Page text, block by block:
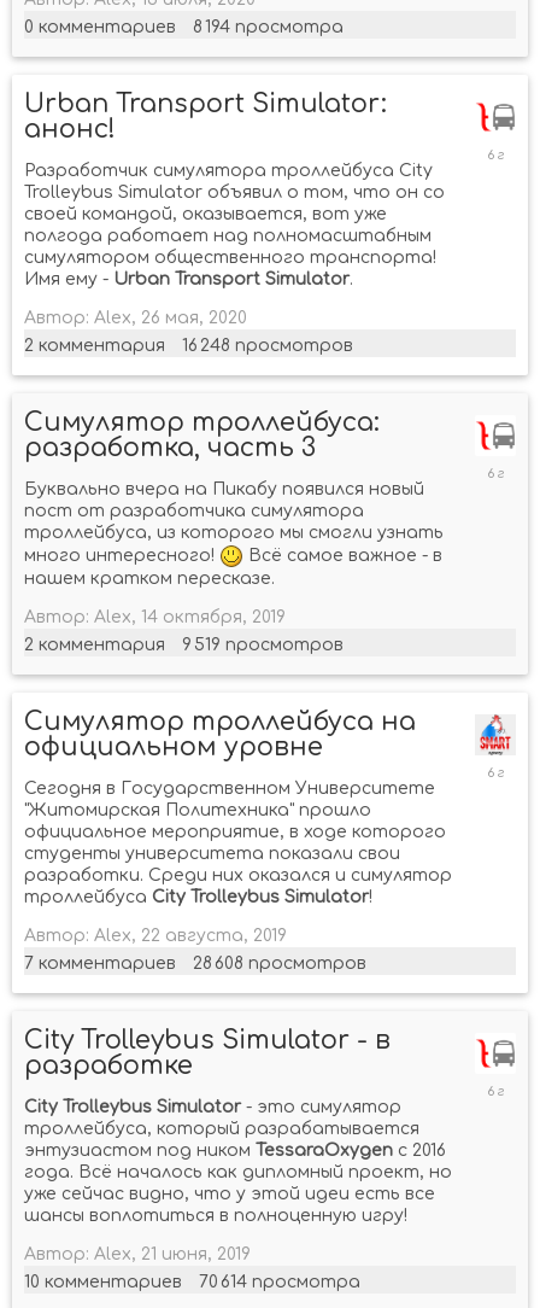
0 комментариев 8 194 просмотра
Urban Transport Simulator:
анонс!
Разработчик симулятора троллейбуса City
Trolleybus Simulator объявил о том, что он со
своей командой, оказывается, вот уже
полгода работает над полномасштабным
симулятором общественного транспорта!
Имя ему - Urban Transport Simulator.
Автор: Alex, 26 мая, 2020
2 комментария 16 248 просмотров
26
Симулятор троллейбуса:
разработка, часть 3
Буквально вчера на Пикабу появился новый
пост от разработчика симулятора
троллейбуса, из которого мы смогли узнать
много интересного!
Всё самое важное - в
нашем кратком пересказе.
Автор: Alex, 14 октября, 2019
2 комментария 9 519 просмотров
21
Симулятор троллейбуса на
официальном уровне
Сегодня в Государственном Университете
"Житомирская Политехника" прошло
официальное мероприятие, в ходе которого
студенты университета показали свои
разработки. Среди них оказался и симулятор
троллейбуса City Trolleybus Simulator!
Автор: Alex, 22 августа, 2019
7 комментариев 28 608 просмотров
21
City Trolleybus Simulator - в
разработке
City Trolleybus Simulator- это симулятор
троллейбуса, который разрабатывается
энтузиастом под ником TessaraOxygen с 2016
года. Всё началось как дипломный проект, но
уже сейчас видно, что у этой идеи есть все
шансы воплотиться в полноценную игру!
Автор: Alex, 21 июня, 2019
10 комментариев 70 614 просмотра
21